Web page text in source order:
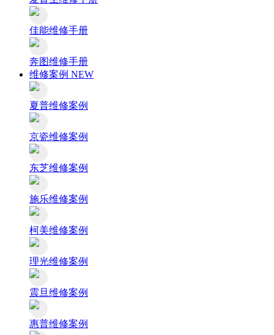
佳能维修手册
奔图维修手册
维修案例 NEW
夏普维修案例
京瓷维修案例
东芝维修案例
施乐维修案例
柯美维修案例
理光维修案例
震旦维修案例
惠普维修案例